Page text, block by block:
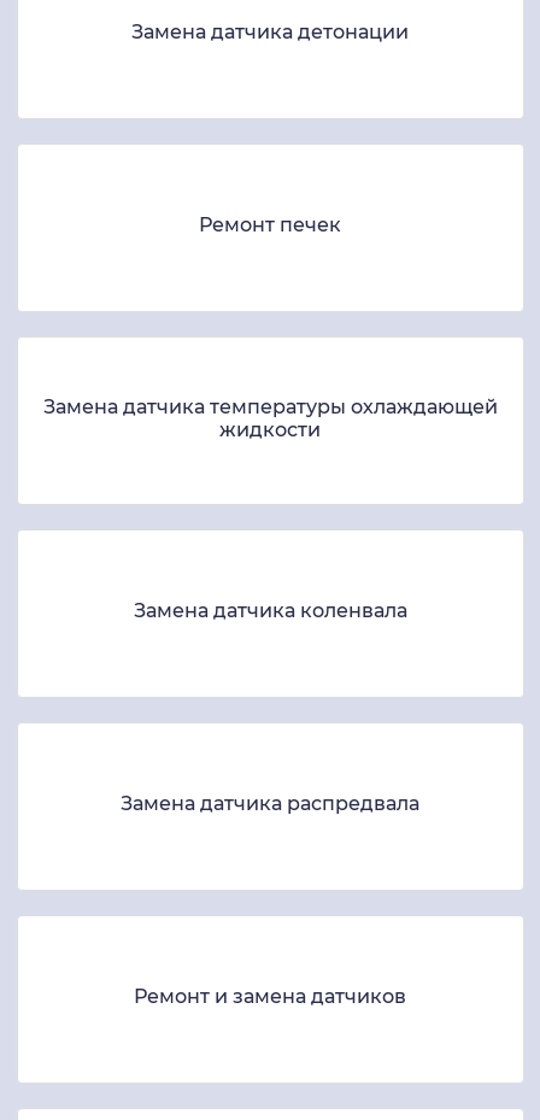
Замена датчика детонации
Ремонт печек
Замена датчика температуры охлаждающей
жидкости
Замена датчика коленвала
Замена датчика распредвала
Ремонт и замена датчиков